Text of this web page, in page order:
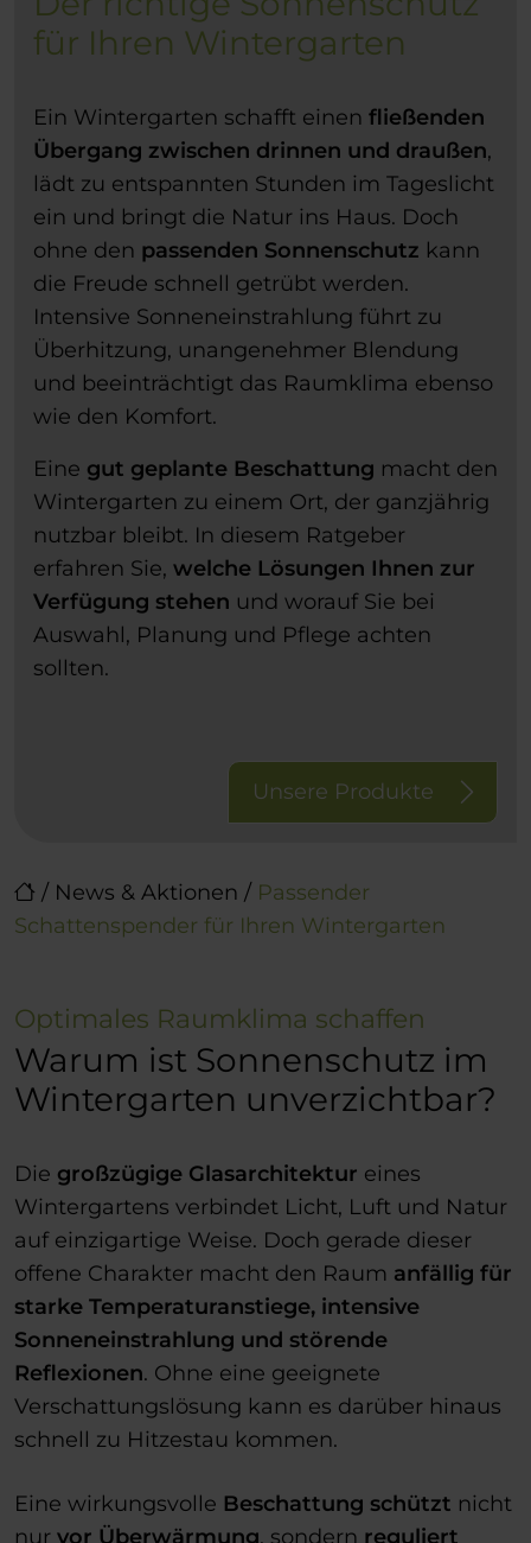
/ News & Aktionen / Passender
Schattenspender für Ihren Wintergarten
für Ihren Wintergarten
Ein Wintergarten schafft einen fließenden
Übergang zwischen drinnen und draußen,
lädt zu entspannten Stunden im Tageslicht
ein und bringt die Natur ins Haus. Doch
ohne den passenden Sonnenschutz kann
die Freude schnell getrübt werden.
Intensive Sonneneinstrahlung führt zu
Überhitzung, unangenehmer Blendung
und beeinträchtigt das Raumklima ebenso
wie den Komfort.
Eine gut geplante Beschattung macht den
Wintergarten zu einem Ort, der ganzjährig
nutzbar bleibt. In diesem Ratgeber
erfahren Sie, welche Lösungen Ihnen zur
Verfügung stehen und worauf Sie bei
Auswahl, Planung und Pflege achten
sollten.
Unsere Produkte
Optimales Raumklima schaffen
Warum ist Sonnenschutz im
Wintergarten unverzichtbar?
Die großzügige Glasarchitektur eines
Wintergartens verbindet Licht, Luft und Natur
auf einzigartige Weise. Doch gerade dieser
offene Charakter macht den Raum anfällig für
starke Temperaturanstiege, intensive
Sonneneinstrahlung und störende
Reflexionen. Ohne eine geeignete
Verschattungslösung kann es darüber hinaus
schnell zu Hitzestau kommen.
Eine wirkungsvolle Beschattung schützt nicht
nur vor Überwärmung, sondern reguliert